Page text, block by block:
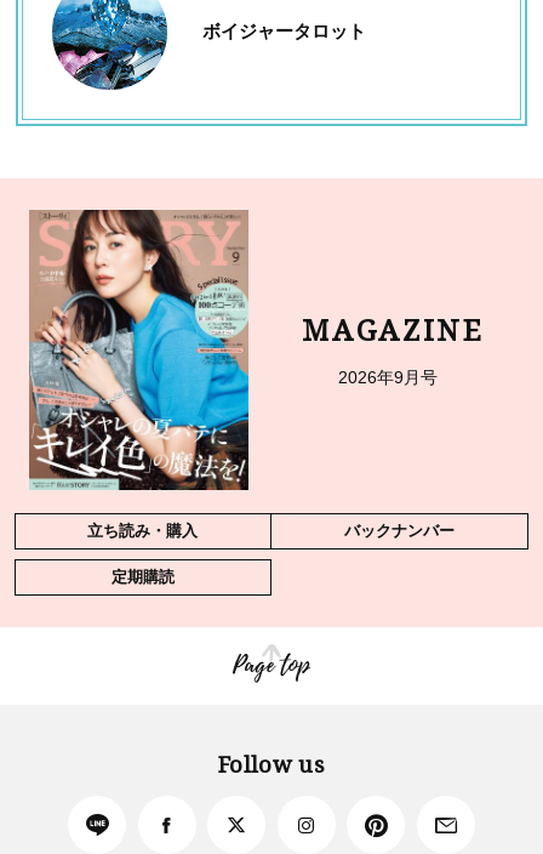
ボイジャータロット
MAGAZINE
2026年9月号
立ち読み・購入 バックナンバー
定期購読
Page top
Follow us